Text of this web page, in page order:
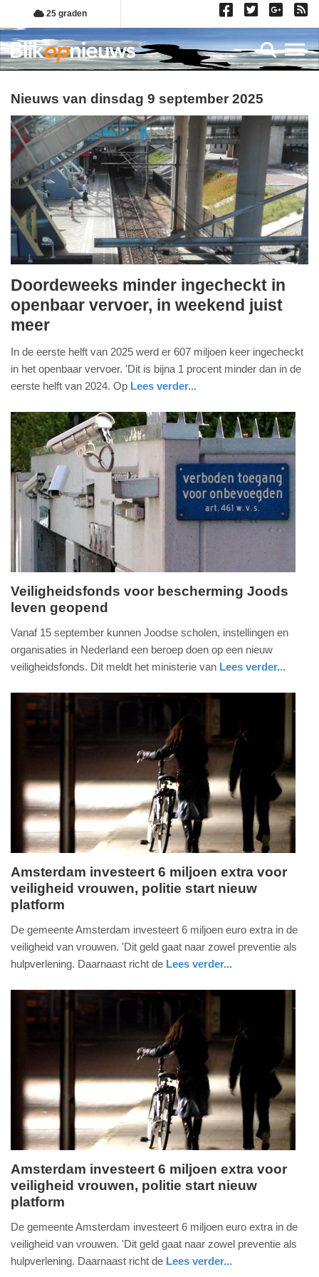
Overslaan
en
naar
de
gaan
25 graden
Nieuws van dinsdag 9 september 2025
dinsdag,
september
2025
-
22:35
Update:
09-
09-
2025
22:38
Doordeweeks minder ingecheckt in
openbaar vervoer, in weekend juist
meer
In de eerste helft van 2025 werd er 607 miljoen keer ingecheckt
in het openbaar vervoer. 'Dit is bijna 1 procent minder dan in de
eerste helft van 2024. Op Lees verder...
dinsdag,
2025
22:16
Update:
2025
22:30
Veiligheidsfonds voor bescherming Joods
leven geopend
Vanaf 15 september kunnen Joodse scholen, instellingen en
organisaties in Nederland een beroep doen op een nieuw
veiligheidsfonds. Dit meldt het ministerie van Lees verder...
holland
dinsdag,
9.
2025
22:02
Update:
22:09
Amsterdam investeert 6 miljoen extra voor
veiligheid vrouwen, politie start nieuw
platform
De gemeente Amsterdam investeert 6 miljoen euro extra in de
veiligheid van vrouwen. 'Dit geld gaat naar zowel preventie als
hulpverlening. Daarnaast richt de Lees verder...
dinsdag,
9.
2025
22:02
Amsterdam investeert 6 miljoen extra voor
veiligheid vrouwen, politie start nieuw
platform
De gemeente Amsterdam investeert 6 miljoen euro extra in de
veiligheid van vrouwen. 'Dit geld gaat naar zowel preventie als
hulpverlening. Daarnaast richt de Lees verder...